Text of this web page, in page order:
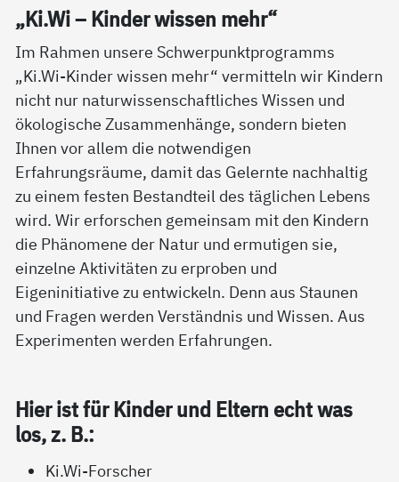
„Ki.Wi – Kin­der wis­sen mehr“
Im Rahmen unsere Schwerpunktprogramms
„Ki.Wi-Kinder wissen mehr“ vermitteln wir Kindern
nicht nur naturwissenschaftliches Wissen und
ökologische Zusammenhänge, sondern bieten
Ihnen vor allem die notwendigen
Erfahrungsräume, damit das Gelernte nachhaltig
zu einem festen Bestandteil des täglichen Lebens
wird. Wir erforschen gemeinsam mit den Kindern
die Phänomene der Natur und ermutigen sie,
einzelne Aktivitäten zu erproben und
Eigeninitiative zu entwickeln. Denn aus Staunen
und Fragen werden Verständnis und Wissen. Aus
Experimenten werden Erfahrungen.
Hier ist für Kin­der und El­tern echt was
los, z. B.:
Ki.Wi-Forscher